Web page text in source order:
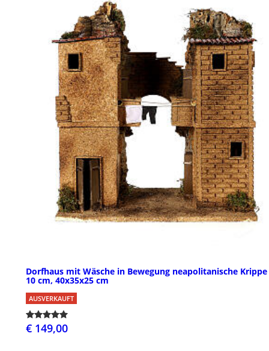
Dorfhaus mit Wäsche in Bewegung neapolitanische Krippe
10 cm, 40x35x25 cm
AUSVERKAUFT
€ 149,00